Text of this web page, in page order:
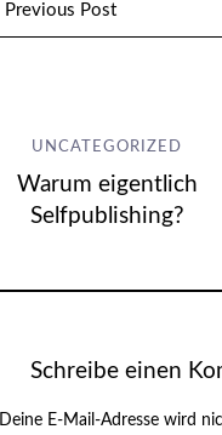
Previous Post
UNCATEGORIZED
Warum eigentlich
Selfpublishing?
Schreibe einen
Deine E-Mail-Adresse wird